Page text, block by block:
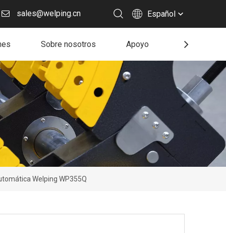
sales@welping.cn Español
Sobre nosotros Apoyo Recurso
Welping WP355Q